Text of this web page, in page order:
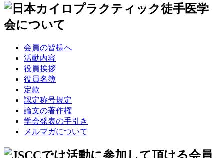
会員の皆様へ
活動内容
役員挨拶
役員名簿
定款
認定称号規定
論文の著作権
学会発表の手引き
メルマガについて